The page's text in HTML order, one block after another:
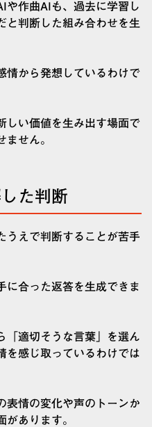
や作曲AIも、過去に学習し
と判断した組み合わせを生
情から発想しているわけで
しい価値を生み出す場面で
ません。
た判断
うえで判断することが苦手
に合った返答を生成できま
「適切そうな言葉」を選ん
を感じ取っているわけでは
表情の変化や声のトーンか
があります。